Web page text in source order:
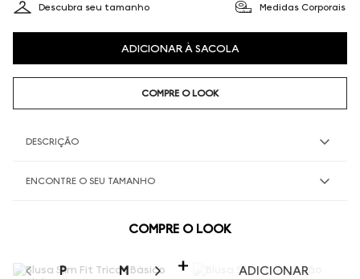
Descubra seu tamanho Medidas Corporais
ADICIONAR À SACOLA
COMPRE O LOOK
DESCRIÇÃO
ENCONTRE O SEU TAMANHO
COMPRE O LOOK
P M G GG
ADICIONAR